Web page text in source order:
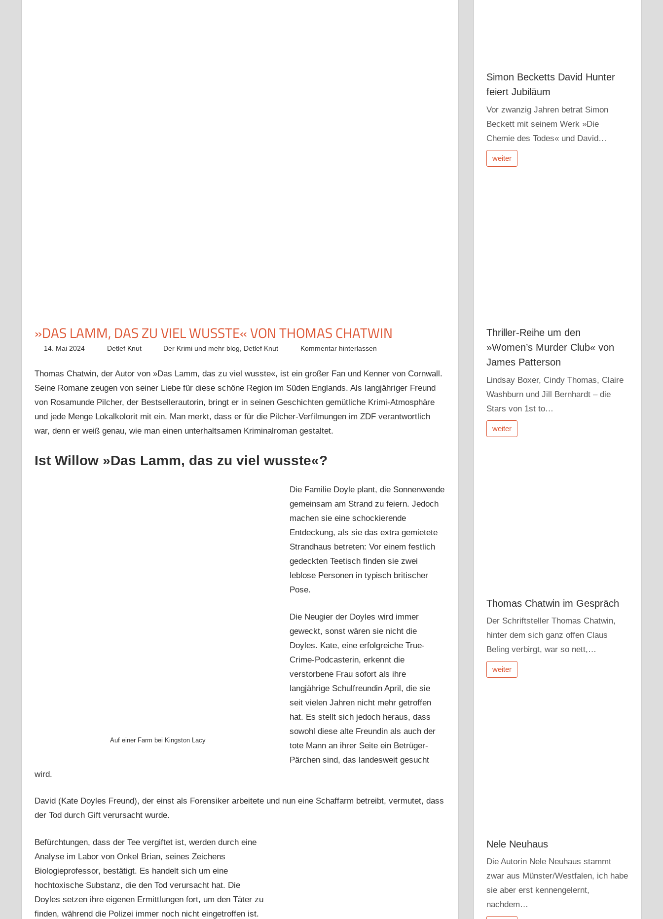
»DAS LAMM, DAS ZU VIEL WUSSTE« VON THOMAS CHATWIN
14. Mai 2024 Detlef Knut Der Krimi und mehr blog Detlef Knut Kommentar hinterlassen
Thomas Chatwin, der Autor von »Das Lamm, das zu viel wusste«, ist ein großer Fan und Kenner von Cornwall.
Seine Romane zeugen von seiner Liebe für diese schöne Region im Süden Englands. Als langjähriger Freund
von Rosamunde Pilcher, der Bestsellerautorin, bringt er in seinen Geschichten gemütliche Krimi-Atmosphäre
und jede Menge Lokalkolorit mit ein. Man merkt, dass er für die Pilcher-Verfilmungen im ZDF verantwortlich
war, denn er weiß genau, wie man einen unterhaltsamen Kriminalroman gestaltet.
Ist Willow »Das Lamm, das zu viel wusste«?
Auf einer Farm bei Kingston Lacy
Die Familie Doyle plant, die Sonnenwende
gemeinsam am Strand zu feiern. Jedoch
machen sie eine schockierende
Entdeckung, als sie das extra gemietete
Strandhaus betreten: Vor einem festlich
gedeckten Teetisch finden sie zwei
leblose Personen in typisch britischer
Pose.
Die Neugier der Doyles wird immer
geweckt, sonst wären sie nicht die
Doyles. Kate, eine erfolgreiche True-
Crime-Podcasterin, erkennt die
verstorbene Frau sofort als ihre
langjährige Schulfreundin April, die sie
seit vielen Jahren nicht mehr getroffen
hat. Es stellt sich jedoch heraus, dass
sowohl diese alte Freundin als auch der
tote Mann an ihrer Seite ein Betrüger-
Pärchen sind, das landesweit gesucht
wird.
David (Kate Doyles Freund), der einst als Forensiker arbeitete und nun eine Schaffarm betreibt, vermutet, dass
der Tod durch Gift verursacht wurde.
Befürchtungen, dass der Tee vergiftet ist, werden durch eine
Analyse im Labor von Onkel Brian, seines Zeichens
Biologieprofessor, bestätigt. Es handelt sich um eine
hochtoxische Substanz, die den Tod verursacht hat. Die
Doyles setzen ihre eigenen Ermittlungen fort, um den Täter zu
finden, während die Polizei immer noch nicht eingetroffen ist.
Simon Becketts David Hunter
feiert Jubiläum
Vor zwanzig Jahren betrat Simon
Beckett mit seinem Werk »Die
Chemie des Todes« und David…
weiter
Thriller-Reihe um den
»Women’s Murder Club« von
James Patterson
Lindsay Boxer, Cindy Thomas, Claire
Washburn und Jill Bernhardt – die
Stars von 1st to…
weiter
Thomas Chatwin im Gespräch
Der Schriftsteller Thomas Chatwin,
hinter dem sich ganz offen Claus
Beling verbirgt, war so nett,…
weiter
Nele Neuhaus
Die Autorin Nele Neuhaus stammt
zwar aus Münster/Westfalen, ich habe
sie aber erst kennengelernt,
nachdem…